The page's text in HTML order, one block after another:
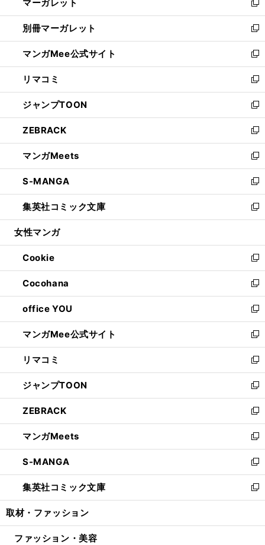
く
で
開
く
ド
ウ
で
開
く
い
ウ
ィ
ン
ド
ウ
で
開
く
マーガレット
新
し
い
ウ
ィ
ン
ド
ウ
で
開
く
別冊マーガレット
新
し
い
ウ
ィ
ン
ド
ウ
で
開
く
マンガMee公式サイト
新
し
い
ウ
ィ
ン
ド
ウ
で
開
く
リマコミ
新
し
い
ウ
ィ
ン
ド
ウ
で
開
く
ジャンプTOON
新
し
い
ウ
ィ
ン
ド
ウ
で
開
ZEBRACK
新
し
い
ウ
ィ
ン
ド
ウ
開
く
マンガMeets
新
し
い
ウ
ィ
ン
ウ
で
開
く
S-MANGA
新
し
い
ウ
ン
ド
ウ
で
開
く
集英社コミック文庫
新
し
ウ
ィ
ン
ド
ウ
で
開
く
女性マンガ
Cookie
新
し
い
ウ
ィ
ン
ド
ウ
で
開
く
Cocohana
新
し
い
ウ
ィ
ン
ド
ウ
で
開
く
office YOU
新
し
い
ウ
ィ
ン
ド
ウ
で
開
く
マンガMee公式サイト
新
し
い
ウ
ィ
ン
ド
ウ
で
開
く
リマコミ
新
し
い
ウ
ィ
ン
ド
ウ
で
開
く
ジャンプTOON
新
し
い
ウ
ィ
ン
ド
ウ
で
開
ZEBRACK
新
し
い
ウ
ィ
ン
ド
ウ
開
マンガMeets
新
し
い
ウ
ィ
ン
ウ
S-MANGA
新
し
い
ウ
ン
集英社コミック文庫
新
し
ウ
取材・ファッション
ファッション・美容